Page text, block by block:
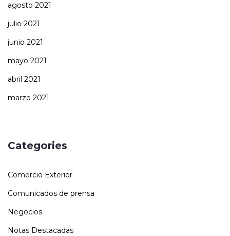
agosto 2021
julio 2021
junio 2021
mayo 2021
abril 2021
marzo 2021
Categories
Comercio Exterior
Comunicados de prensa
Negocios
Notas Destacadas